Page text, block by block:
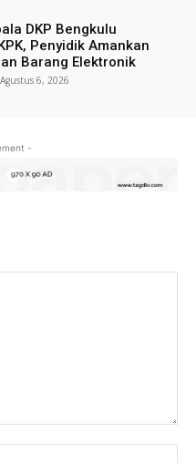
DKP Bengkulu
Penyidik Amankan
Barang Elektronik
Agustus 6, 2026
-